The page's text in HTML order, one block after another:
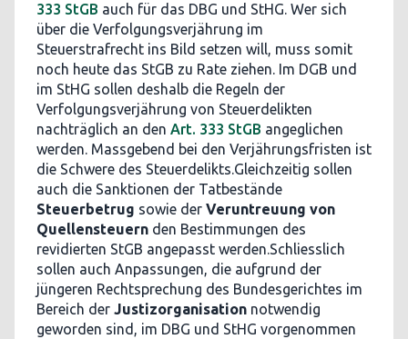
333 StGB auch für das DBG und StHG. Wer sich
über die Verfolgungsverjährung im
Steuerstrafrecht ins Bild setzen will, muss somit
noch heute das StGB zu Rate ziehen. Im DGB und
im StHG sollen deshalb die Regeln der
Verfolgungsverjährung von Steuerdelikten
nachträglich an den Art. 333 StGB angeglichen
werden. Massgebend bei den Verjährungsfristen ist
die Schwere des Steuerdelikts.Gleichzeitig sollen
auch die Sanktionen der Tatbestände
Steuerbetrug sowie der Veruntreuung von
Quellensteuern den Bestimmungen des
revidierten StGB angepasst werden.Schliesslich
sollen auch Anpassungen, die aufgrund der
jüngeren Rechtsprechung des Bundesgerichtes im
Bereich der Justizorganisation notwendig
geworden sind, im DBG und StHG vorgenommen